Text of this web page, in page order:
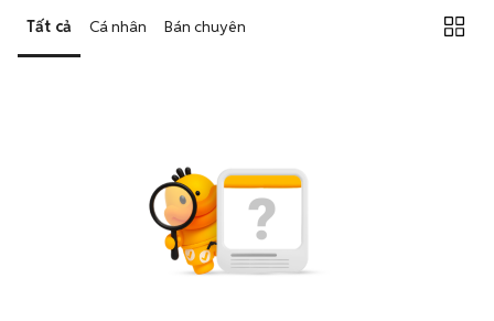
Tất cả Cá nhân Bán chuyên